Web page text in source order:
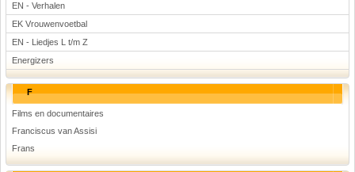
EN - Verhalen
EK Vrouwenvoetbal
EN - Liedjes L t/m Z
Energizers
F
Films en documentaires
Franciscus van Assisi
Frans